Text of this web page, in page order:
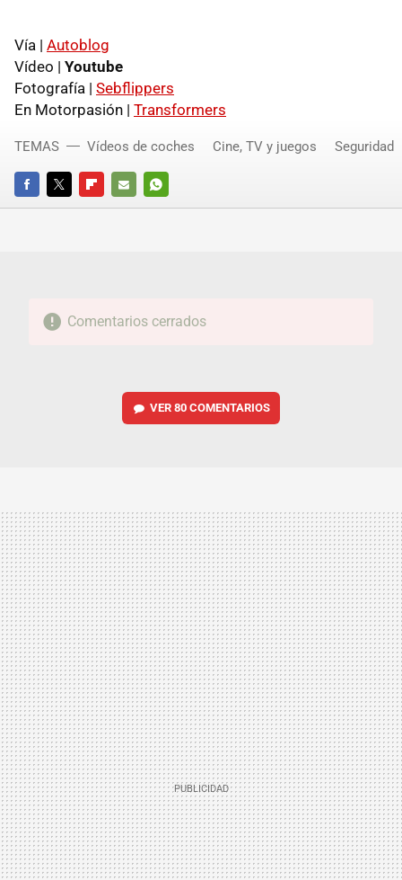
Vía | Autoblog
Vídeo | Youtube
Fotografía | Sebflippers
En Motorpasión | Transformers
FACEBOOKTWITTERFLIPBOARD
E-
WHATSAPP
TEMAS Vídeos de coches Cine, TV y juegos Seguridad
Comentarios cerrados
VER 80 COMENTARIOS